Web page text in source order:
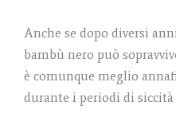
Anche se dopo diversi
bambù nero può
è comunque meglio
durante i periodi di